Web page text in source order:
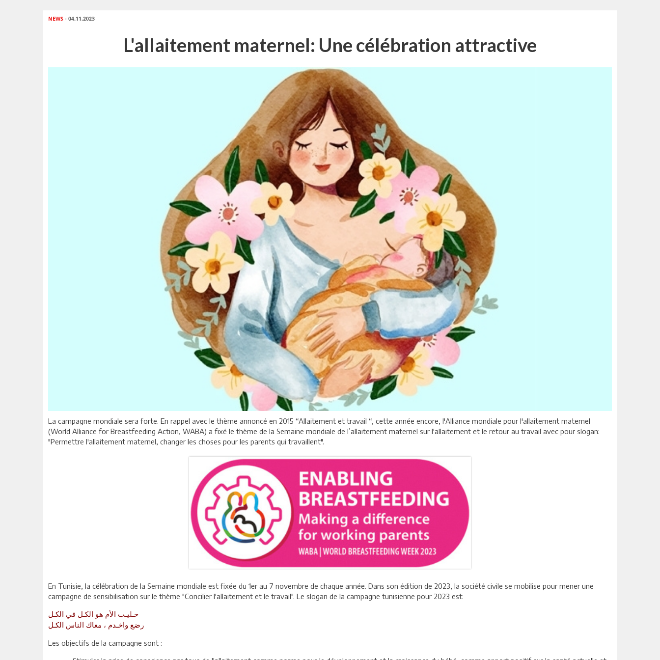
NEWS - 04.11.2023
L'allaitement maternel: Une célébration attractive
La campagne mondiale sera forte. En rappel avec le thème annoncé en 2015 “Allaitement et travail “, cette année encore, l'Alliance mondiale pour l'allaitement maternel
(World Alliance for Breastfeeding Action, WABA) a fixé le thème de la Semaine mondiale de l’allaitement maternel sur l'allaitement et le retour au travail avec pour slogan:
"Permettre l'allaitement maternel, changer les choses pour les parents qui travaillent".
En Tunisie, la célébration de la Semaine mondiale est fixée du 1er au 7 novembre de chaque année. Dans son édition de 2023, la société civile se mobilise pour mener une
campagne de sensibilisation sur le thème "Concilier l'allaitement et le travail". Le slogan de la campagne tunisienne pour 2023 est:
حـليـب الأم هو الكـل في الكـل
رضع واخـدم ، معاك الناس الكـل
Les objectifs de la campagne sont :